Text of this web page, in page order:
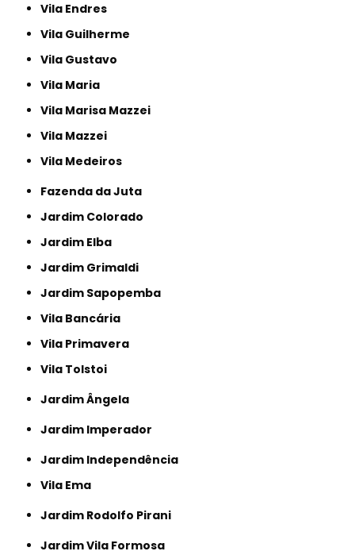
Vila Endres
Vila Guilherme
Vila Gustavo
Vila Maria
Vila Marisa Mazzei
Vila Mazzei
Vila Medeiros
Fazenda da Juta
Jardim Colorado
Jardim Elba
Jardim Grimaldi
Jardim Sapopemba
Vila Bancária
Vila Primavera
Vila Tolstoi
Jardim Ângela
Jardim Imperador
Jardim Independência
Vila Ema
Jardim Rodolfo Pirani
Jardim Vila Formosa